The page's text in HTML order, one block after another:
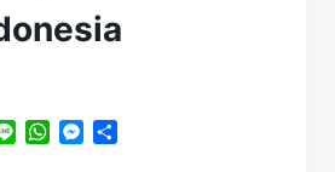
Line WhatsAppMessenger